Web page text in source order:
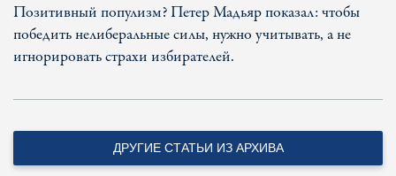
Позитивный популизм? Петер Мадьяр показал: чтобы
победить нелиберальные силы, нужно учитывать, а не
игнорировать страхи избирателей.
ДРУГИЕ СТАТЬИ ИЗ АРХИВА